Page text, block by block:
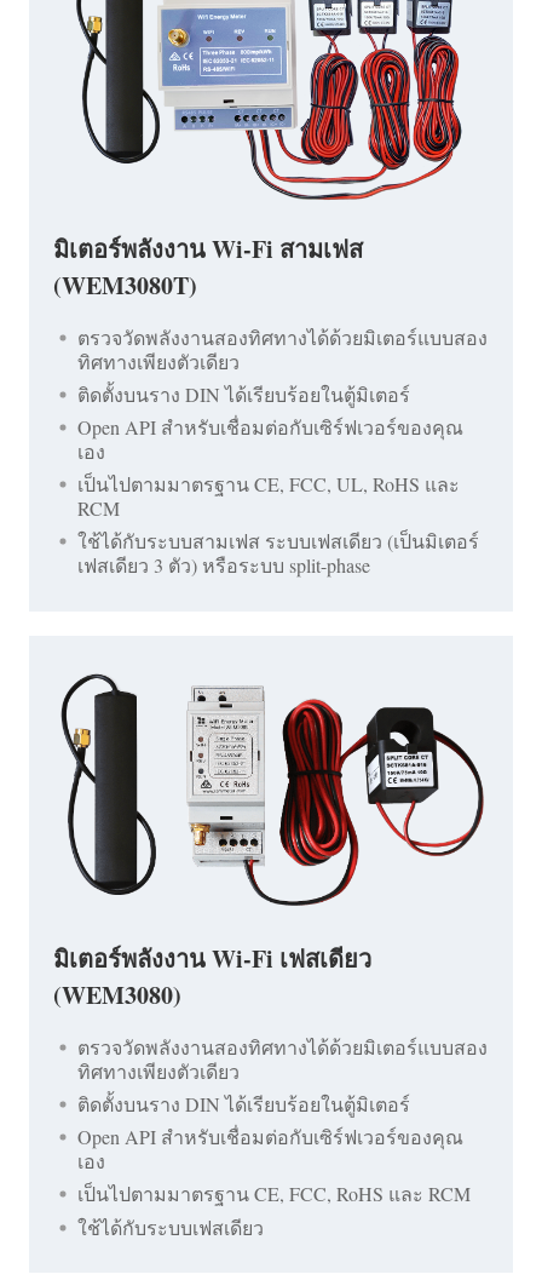
มิเตอร์พลังงาน Wi-Fi สามเฟส
(WEM3080T)
ตรวจวัดพลังงานสองทิศทางได้ด้วยมิเตอร์แบบสอง
ทิศทางเพียงตัวเดียว
ติดตั้งบนราง DIN ได้เรียบร้อยในตู้มิเตอร์
Open API สำหรับเชื่อมต่อกับเซิร์ฟเวอร์ของคุณ
เอง
เป็นไปตามมาตรฐาน CE, FCC, UL, RoHS และ
RCM
ใช้ได้กับระบบสามเฟส ระบบเฟสเดียว (เป็นมิเตอร์
เฟสเดียว 3 ตัว) หรือระบบ split-phase
มิเตอร์พลังงาน Wi-Fi เฟสเดียว
(WEM3080)
ตรวจวัดพลังงานสองทิศทางได้ด้วยมิเตอร์แบบสอง
ทิศทางเพียงตัวเดียว
ติดตั้งบนราง DIN ได้เรียบร้อยในตู้มิเตอร์
Open API สำหรับเชื่อมต่อกับเซิร์ฟเวอร์ของคุณ
เอง
เป็นไปตามมาตรฐาน CE, FCC, RoHS และ RCM
ใช้ได้กับระบบเฟสเดียว